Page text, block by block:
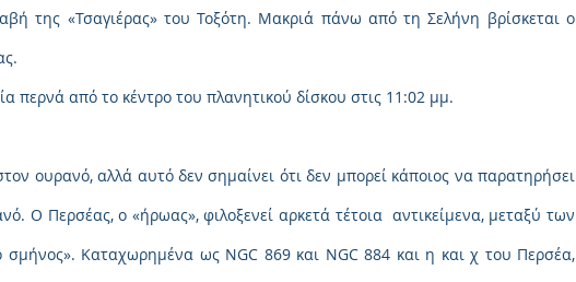
της «Τσαγιέρας» του Τοξότη. Μακριά πάνω από τη Σελήνη βρίσκεται ο
περνά από το κέντρο του πλανητικού δίσκου στις 11:02 μμ.
ουρανό, αλλά αυτό δεν σημαίνει ότι δεν μπορεί κάποιος να παρατηρήσει
Ο Περσέας, ο «ήρωας», φιλοξενεί αρκετά τέτοια  αντικείμενα, μεταξύ των
σμήνος». Καταχωρημένα ως NGC 869 και NGC 884 και η και χ του Περσέα,